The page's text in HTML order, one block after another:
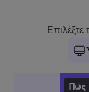
Επιλέξτε